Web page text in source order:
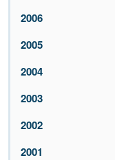
2006
2005
2004
2003
2002
2001